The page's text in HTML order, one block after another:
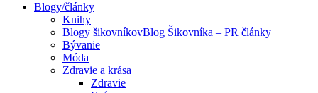
Blogy/články
Knihy
Blogy šikovníkovBlog Šikovníka – PR články
Bývanie
Móda
Zdravie a krása
Zdravie